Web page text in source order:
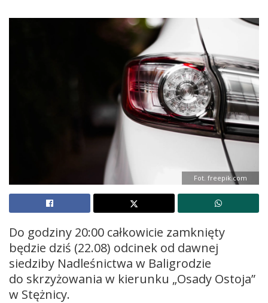
Fot. freepik.com
Do godziny 20:00 całkowicie zamknięty
będzie dziś (22.08) odcinek od dawnej
siedziby Nadleśnictwa w Baligrodzie
do skrzyżowania w kierunku „Osady Ostoja”
w Stężnicy.